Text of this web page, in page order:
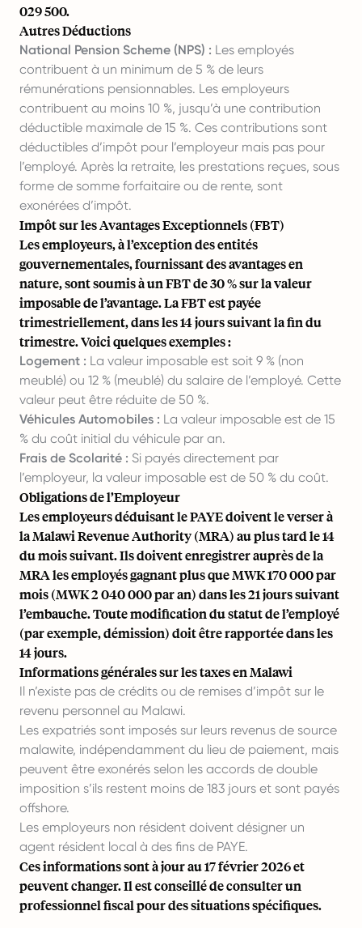
029 500.
Autres Déductions
National Pension Scheme (NPS) : Les employés
contribuent à un minimum de 5 % de leurs
rémunérations pensionnables. Les employeurs
contribuent au moins 10 %, jusqu’à une contribution
déductible maximale de 15 %. Ces contributions sont
déductibles d’impôt pour l’employeur mais pas pour
l’employé. Après la retraite, les prestations reçues, sous
forme de somme forfaitaire ou de rente, sont
exonérées d’impôt.
Impôt sur les Avantages Exceptionnels (FBT)
Les employeurs, à l’exception des entités
gouvernementales, fournissant des avantages en
nature, sont soumis à un FBT de 30 % sur la valeur
imposable de l’avantage. La FBT est payée
trimestriellement, dans les 14 jours suivant la fin du
trimestre. Voici quelques exemples :
Logement : La valeur imposable est soit 9 % (non
meublé) ou 12 % (meublé) du salaire de l’employé. Cette
valeur peut être réduite de 50 %.
Véhicules Automobiles : La valeur imposable est de 15
% du coût initial du véhicule par an.
Frais de Scolarité : Si payés directement par
l’employeur, la valeur imposable est de 50 % du coût.
Obligations de l’Employeur
Les employeurs déduisant le PAYE doivent le verser à
la Malawi Revenue Authority (MRA) au plus tard le 14
du mois suivant. Ils doivent enregistrer auprès de la
MRA les employés gagnant plus que MWK 170 000 par
mois (MWK 2 040 000 par an) dans les 21 jours suivant
l’embauche. Toute modification du statut de l’employé
(par exemple, démission) doit être rapportée dans les
14 jours.
Informations générales sur les taxes en Malawi
Il n’existe pas de crédits ou de remises d’impôt sur le
revenu personnel au Malawi.
Les expatriés sont imposés sur leurs revenus de source
malawite, indépendamment du lieu de paiement, mais
peuvent être exonérés selon les accords de double
imposition s’ils restent moins de 183 jours et sont payés
offshore.
Les employeurs non résident doivent désigner un
agent résident local à des fins de PAYE.
Ces informations sont à jour au 17 février 2026 et
peuvent changer. Il est conseillé de consulter un
professionnel fiscal pour des situations spécifiques.